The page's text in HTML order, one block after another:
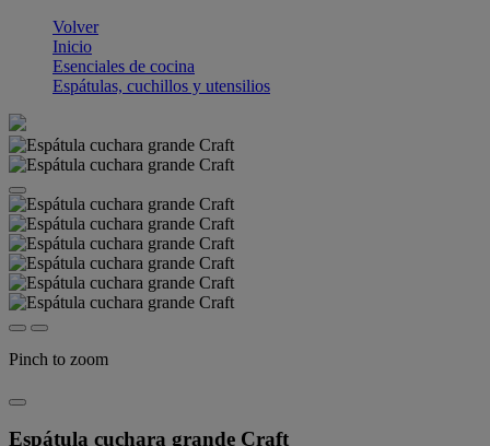
Volver
Inicio
Esenciales de cocina
Espátulas, cuchillos y utensilios
Pinch to zoom
Espátula cuchara grande Craft